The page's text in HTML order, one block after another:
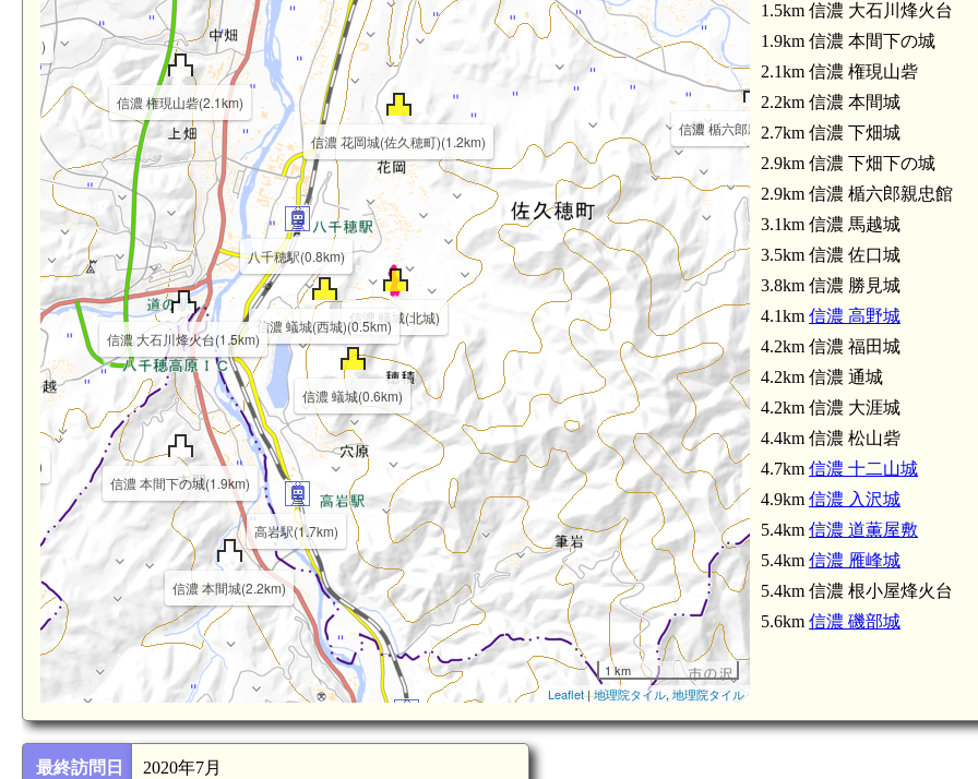
八千穂駅(0.8km)
高岩駅(1.7km)
馬流駅(3.1km)
信濃 蟻城(北城)
信濃 蟻城(西城)(0.5km)
信濃 蟻城(0.6km)
信濃 花岡城(佐久穂町)(1.2km)
信濃 大石川烽火台(1.5km)
信濃 本間下の城(1.9km)
信濃 権現山砦(2.1km)
信濃 本間城(2.2km)
信濃 楯六郎親忠館(2.9km)
信濃 勝見城(3.8km)信濃 松山砦
1 km
Leaflet|地理院タイル, 地理院タイル
1.5km 信濃 大石川烽火台
1.9km 信濃 本間下の城
2.1km 信濃 権現山砦
2.2km 信濃 本間城
2.7km 信濃 下畑城
2.9km 信濃 下畑下の城
2.9km 信濃 楯六郎親忠館
3.1km 信濃 馬越城
3.5km 信濃 佐口城
3.8km 信濃 勝見城
4.1km 信濃 高野城
4.2km 信濃 福田城
4.2km 信濃 通城
4.2km 信濃 大涯城
4.4km 信濃 松山砦
4.7km 信濃 十二山城
4.9km 信濃 入沢城
5.4km 信濃 道薫屋敷
5.4km 信濃 雁峰城
5.4km 信濃 根小屋烽火台
5.6km 信濃 磯部城
最終訪問日 2020年7月